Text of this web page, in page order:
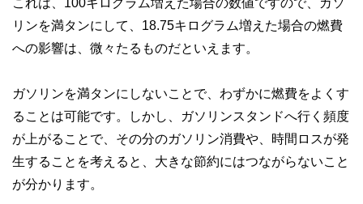
リンを満タンにして、18.75キログラム増えた場合の燃費
への影響は、微々たるものだといえます。
ガソリンを満タンにしないことで、わずかに燃費をよくす
ることは可能です。しかし、ガソリンスタンドへ行く頻度
が上がることで、その分のガソリン消費や、時間ロスが発
生することを考えると、大きな節約にはつながらないこと
が分かります。